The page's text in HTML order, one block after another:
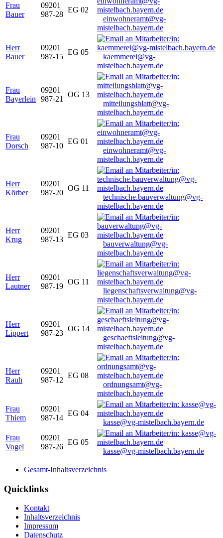
Frau
Bauer
09201
987-28
EG 02
einwohneramt@vg-
mistelbach.bayern.de
Herr
Bauer
09201
987-15
EG 05
kaemmerei@vg-
mistelbach.bayern.de
Frau
Bayerlein
09201
987-21
OG 13
mitteilungsblatt@vg-
mistelbach.bayern.de
Frau
Dorsch
09201
987-10
EG 01
einwohneramt@vg-
mistelbach.bayern.de
Herr
Körber
09201
987-20
OG 11
technische.bauverwaltung@vg-
mistelbach.bayern.de
Herr
Krug
09201
987-13
EG 03
bauverwaltung@vg-
mistelbach.bayern.de
Herr
Lautner
09201
987-19
OG 11
liegenschaftsverwaltung@vg-
mistelbach.bayern.de
Herr
Lippert
09201
987-23
OG 14
geschaeftsleitung@vg-
mistelbach.bayern.de
Herr
Rauh
09201
987-12
EG 08
ordnungsamt@vg-
mistelbach.bayern.de
Frau
Thiem
09201
987-14
EG 04
kasse@vg-mistelbach.bayern.de
Frau
Vogel
09201
987-26
EG 05
kasse@vg-mistelbach.bayern.de
Gesamt-Inhaltsverzeichnis
Quicklinks
Kontakt
Inhaltsverzeichnis
Impressum
Datenschutz